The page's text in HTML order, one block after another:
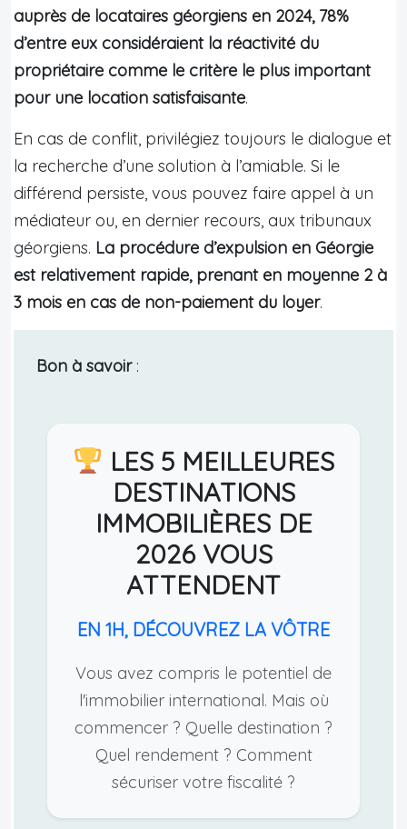
auprès de locataires géorgiens en 2024, 78%
d’entre eux considéraient la réactivité du
propriétaire comme le critère le plus important
pour une location satisfaisante.
En cas de conflit, privilégiez toujours le dialogue et
la recherche d’une solution à l’amiable. Si le
différend persiste, vous pouvez faire appel à un
médiateur ou, en dernier recours, aux tribunaux
géorgiens. La procédure d’expulsion en Géorgie
est relativement rapide, prenant en moyenne 2 à
3 mois en cas de non-paiement du loyer.
Bon à savoir:
LES 5 MEILLEURES
DESTINATIONS
IMMOBILIÈRES DE
2026 VOUS
ATTENDENT
EN 1H, DÉCOUVREZ LA VÔTRE
Vous avez compris le potentiel de
l'immobilier international. Mais où
commencer ? Quelle destination ?
Quel rendement ? Comment
sécuriser votre fiscalité ?